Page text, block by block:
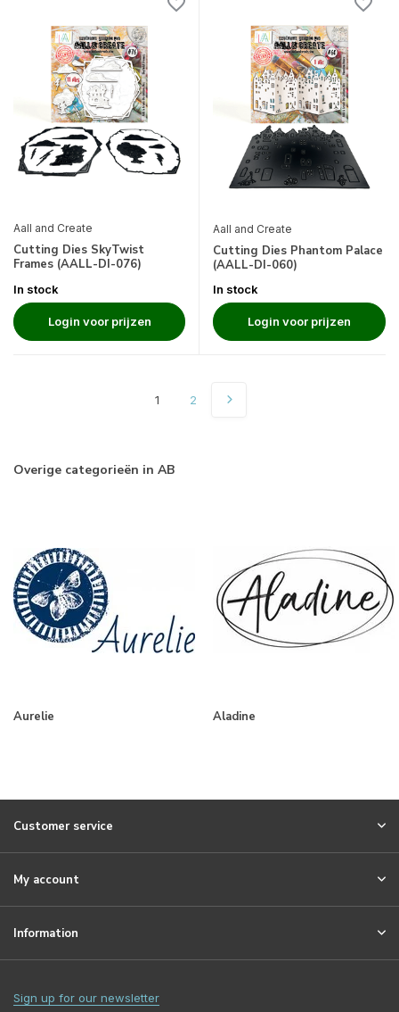
Aall and Create
Cutting Dies SkyTwist
Frames (AALL-DI-076)
In stock
Login voor prijzen
Aall and Create
Cutting Dies Phantom Palace
(AALL-DI-060)
In stock
Login voor prijzen
1 2
Overige categorieën in AB
Aurelie Aladine
Customer service
My account
Information
Sign up for our newsletter